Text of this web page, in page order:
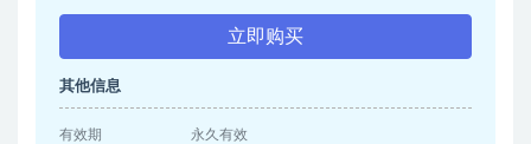
立即购买
其他信息
有效期 永久有效